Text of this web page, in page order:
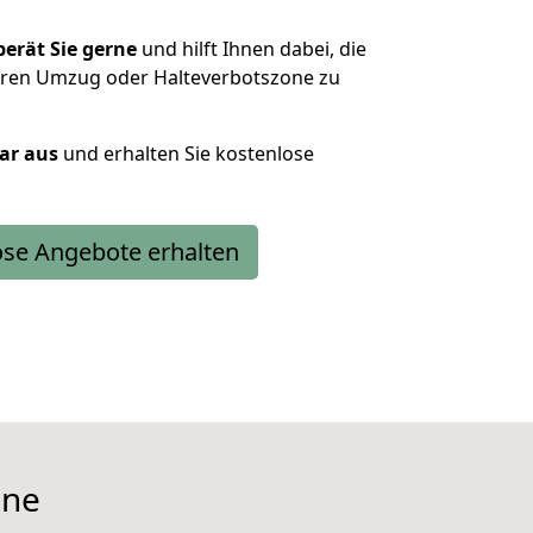
Sie gerne und hilft Ihnen dabei, die
Umzug oder Halteverbotszone zu
aus und erhalten Sie kostenlose
Angebote erhalten